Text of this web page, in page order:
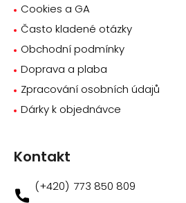
Cookies a GA
Často kladené otázky
Obchodní podmínky
Doprava a plaba
Zpracování osobních údajů
Dárky k objednávce
Kontakt
773 850 809